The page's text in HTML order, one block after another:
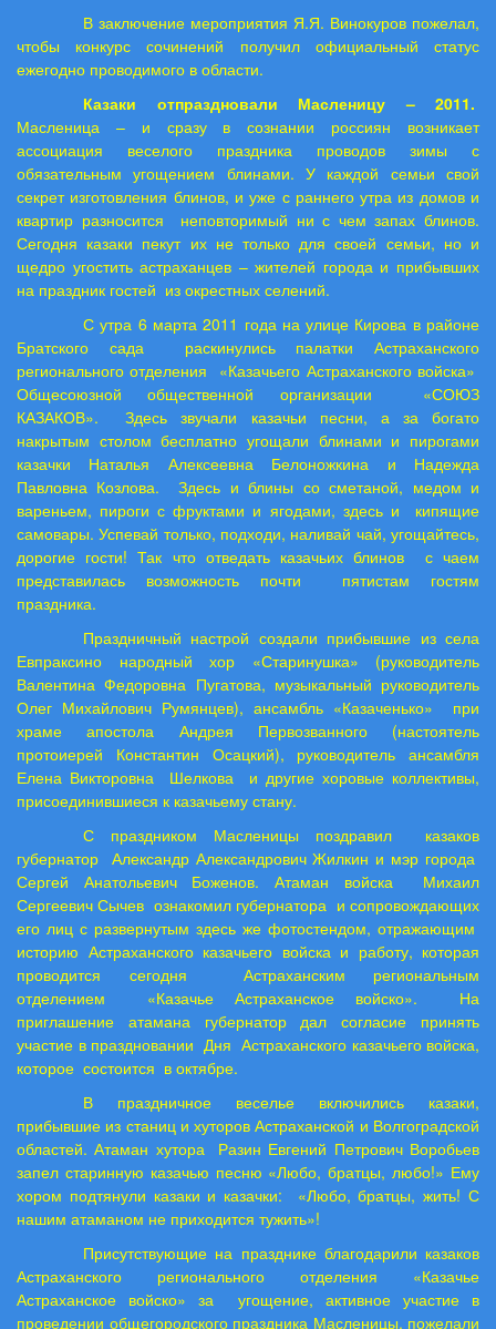
В заключение мероприятия Я.Я. Винокуров пожелал,
чтобы конкурс сочинений получил официальный статус
ежегодно проводимого в области.
Казаки отпраздновали Масленицу – 2011.
Масленица – и сразу в сознании россиян возникает
ассоциация веселого праздника проводов зимы с
обязательным угощением блинами. У каждой семьи свой
секрет изготовления блинов, и уже с раннего утра из домов и
квартир разносится
неповторимый ни с чем запах блинов.
Сегодня казаки пекут их не только для своей семьи, но и
щедро угостить астраханцев – жителей города и прибывших
на праздник гостей из окрестных селений.
С утра 6 марта 2011 года на улице Кирова в районе
Братского сада
раскинулись палатки Астраханского
регионального отделения
«Казачьего Астраханского войска»
Общесоюзной общественной организации
«СОЮЗ
КАЗАКОВ».
Здесь звучали казачьи песни, а за богато
накрытым столом бесплатно угощали блинами и пирогами
казачки Наталья Алексеевна Белоножкина и Надежда
Павловна Козлова.
Здесь и блины со сметаной, медом и
вареньем, пироги с фруктами и ягодами, здесь и
кипящие
самовары. Успевай только, подходи, наливай чай, угощайтесь,
дорогие гости! Так что отведать казачьих блинов
с чаем
представилась возможность почти
пятистам гостям
праздника.
Праздничный настрой создали прибывшие из села
Евпраксино народный хор «Старинушка» (руководитель
Валентина Федоровна Пугатова, музыкальный руководитель
Олег Михайлович Румянцев), ансамбль «Казаченько»
при
храме апостола Андрея Первозванного (настоятель
протоиерей Константин Осацкий), руководитель ансамбля
Елена Викторовна
Шелкова
и другие хоровые коллективы,
присоединившиеся к казачьему стану.
С праздником Масленицы поздравил
казаков
губернатор Александр Александрович Жилкин и мэр города
Сергей Анатольевич Боженов. Атаман войска
Михаил
Сергеевич Сычев ознакомил губернатора и сопровождающих
его лиц с развернутым здесь же фотостендом, отражающим
историю Астраханского казачьего войска и работу, которая
проводится сегодня
Астраханским региональным
отделением
«Казачье Астраханское войско».
На
приглашение атамана губернатор дал согласие принять
участие в праздновании Дня Астраханского казачьего войска,
которое состоится в октябре.
В праздничное веселье включились казаки,
прибывшие из станиц и хуторов Астраханской и Волгоградской
областей. Атаман хутора
Разин Евгений Петрович Воробьев
запел старинную казачью песню «Любо, братцы, любо!» Ему
хором подтянули казаки и казачки:
«Любо, братцы, жить! С
нашим атаманом не приходится тужить»!
Присутствующие на празднике благодарили казаков
Астраханского регионального отделения «Казачье
Астраханское войско» за
угощение, активное участие в
проведении общегородского праздника Масленицы, пожелали